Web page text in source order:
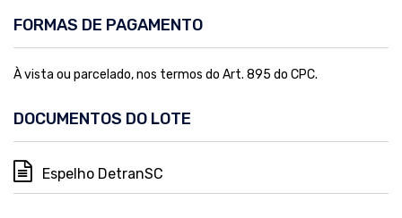
FORMAS DE PAGAMENTO
À vista ou parcelado, nos termos do Art. 895 do CPC.
DOCUMENTOS DO LOTE
Espelho DetranSC